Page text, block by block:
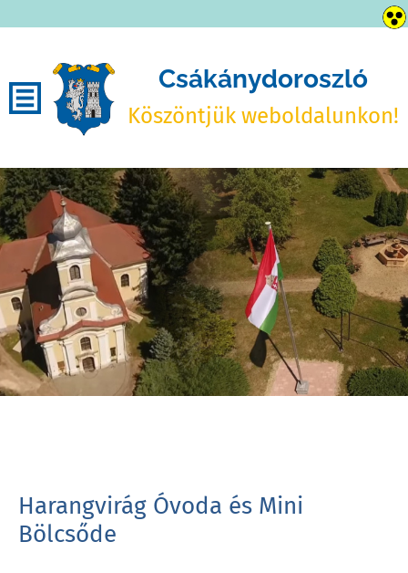
Csákánydoroszló
Köszöntjük weboldalunkon!
Harangvirág Óvoda és Mini
Bölcsőde